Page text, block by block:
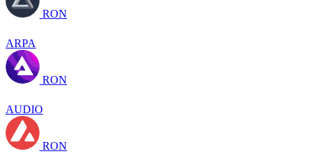
RON
ARPA
RON
AUDIO
RON